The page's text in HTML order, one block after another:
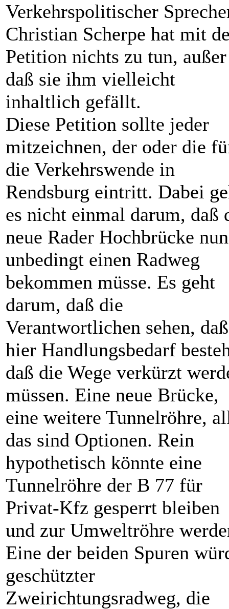
Verkehrspolitischer
Christian Scherpe hat mit
Petition nichts zu tun, außer
daß sie ihm vielleicht
inhaltlich gefällt.
Diese Petition sollte jeder
mitzeichnen, der oder die
die Verkehrswende in
Rendsburg eintritt. Dabei
es nicht einmal darum, daß
neue Rader Hochbrücke nun
unbedingt einen Radweg
bekommen müsse. Es geht
darum, daß die
Verantwortlichen sehen, daß
hier Handlungsbedarf
daß die Wege verkürzt
müssen. Eine neue Brücke,
eine weitere Tunnelröhre,
das sind Optionen. Rein
hypothetisch könnte eine
Tunnelröhre der B 77 für
Privat-Kfz gesperrt bleiben
und zur Umweltröhre
Eine der beiden Spuren
geschützter
Zweirichtungsradweg, die